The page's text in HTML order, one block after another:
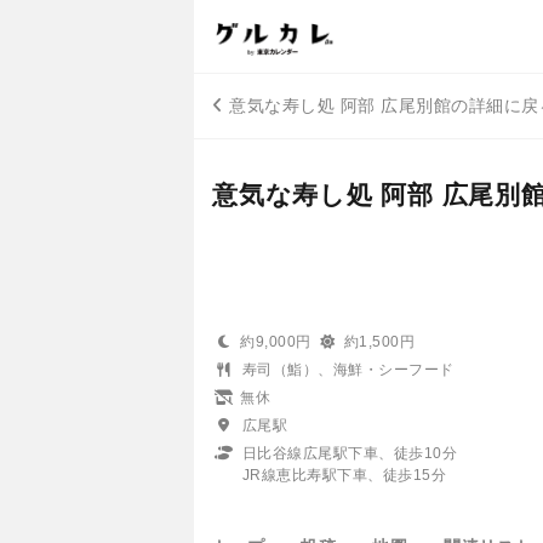
意気な寿し処 阿部 広尾別館の詳細に戻
意気な寿し処 阿部 広尾別
約9,000円
約1,500円
寿司（鮨）、海鮮・シーフード
無休
広尾駅
日比谷線広尾駅下車、徒歩10分
JR線恵比寿駅下車、徒歩15分